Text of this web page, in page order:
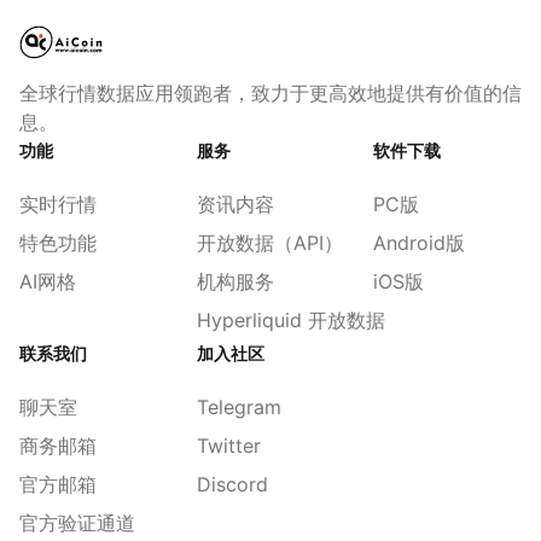
全球行情数据应用领跑者，致力于更高效地提供有价值的信
息。
功能
实时行情
特色功能
AI网格
服务
资讯内容
开放数据（API）
机构服务
Hyperliquid 开放数据
软件下载
PC版
Android版
iOS版
联系我们
聊天室
商务邮箱
官方邮箱
官方验证通道
加入社区
Telegram
Twitter
Discord